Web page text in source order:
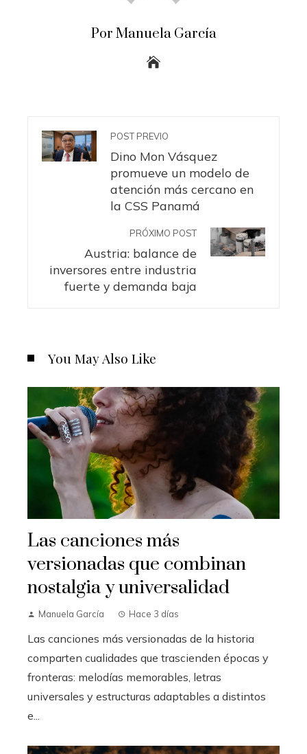
Por Manuela García
POST PREVIO
Dino Mon Vásquez
promueve un modelo de
atención más cercano en
la CSS Panamá
PRÓXIMO POST
Austria: balance de
inversores entre industria
fuerte y demanda baja
You May Also Like
Las canciones más
versionadas que combinan
nostalgia y universalidad
Manuela García Hace 3 días
Las canciones más versionadas de la historia
comparten cualidades que trascienden épocas y
fronteras: melodías memorables, letras
universales y estructuras adaptables a distintos
e...